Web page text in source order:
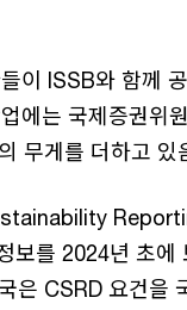
이 ISSB와 함께
에는 국제증권위
무게를 더하고 있
보를 2024년 초에
은 CSRD 요건을